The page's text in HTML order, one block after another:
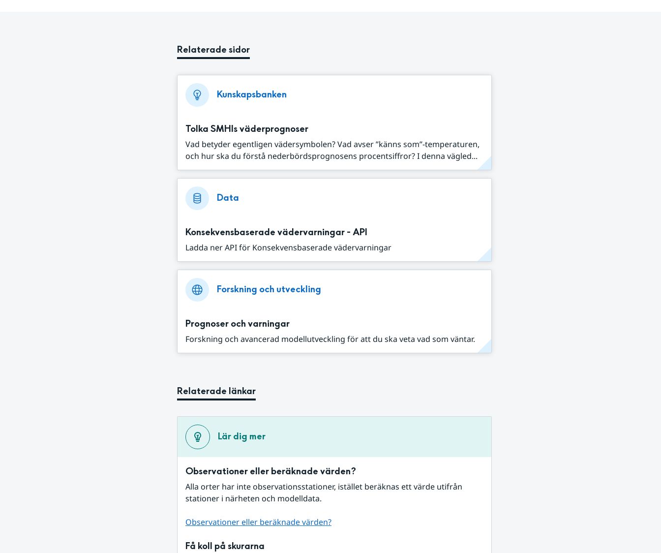
Relaterade sidor
Kunskapsbanken
Tolka SMHIs väderprognoser
Vad betyder egentligen vädersymbolen? Vad avser ”känns som”-temperaturen,
och hur ska du förstå nederbördsprognosens procentsiffror? I denna vägled...
Data
Konsekvensbaserade vädervarningar - API
Ladda ner API för Konsekvensbaserade vädervarningar
Forskning och utveckling
Prognoser och varningar
Forskning och avancerad modellutveckling för att du ska veta vad som väntar.
Relaterade länkar
Lär dig mer
Observationer eller beräknade värden?
Alla orter har inte observationsstationer, istället beräknas ett värde utifrån
stationer i närheten och modelldata.
Observationer eller beräknade värden?
Få koll på skurarna